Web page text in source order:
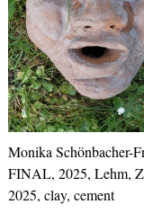
Monika Schönbacher-
FINAL, 2025, Lehm,
2025, clay, cement